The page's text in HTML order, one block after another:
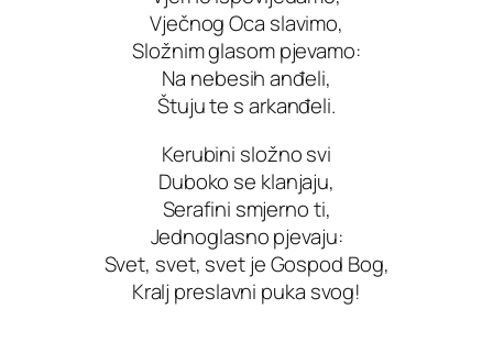
Vječnog Oca slavimo,
Složnim glasom pjevamo:
Na nebesih anđeli,
Štuju te s arkanđeli.
Kerubini složno svi
Duboko se klanjaju,
Serafini smjerno ti,
Jednoglasno pjevaju:
Svet, svet, svet je Gospod Bog,
Kralj preslavni puka svog!